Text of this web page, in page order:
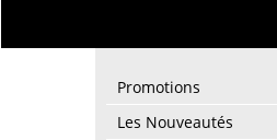
Promotions
Les Nouveautés